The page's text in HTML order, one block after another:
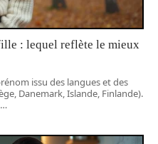
: lequel reflète le mieux
issu des langues et des
Danemark, Islande, Finlande).
…